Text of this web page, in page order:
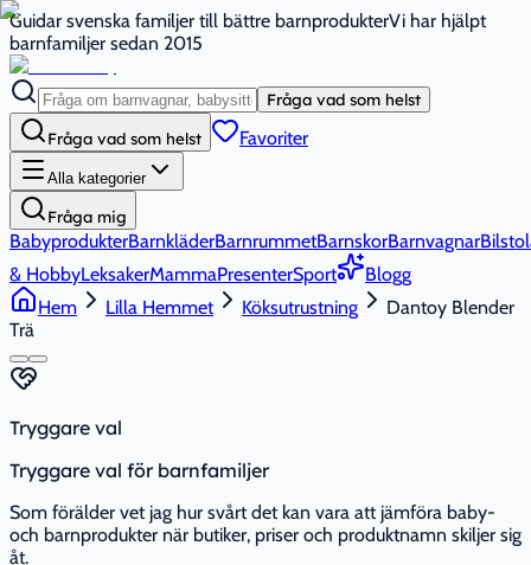
Guidar svenska familjer till bättre barnprodukterVi har hjälpt
barnfamiljer sedan 2015
Fråga vad som helst
Fråga vad som helst Favoriter
Alla kategorier
Fråga mig
BabyprodukterBarnkläderBarnrummetBarnskorBarnvagnar
& HobbyLeksakerMammaPresenterSport
Blogg
Hem
Lilla Hemmet Köksutrustning
Dantoy Blender
Trä
Tryggare val
Tryggare val för barnfamiljer
Som förälder vet jag hur svårt det kan vara att jämföra baby-
och barnprodukter när butiker, priser och produktnamn skiljer sig
åt.